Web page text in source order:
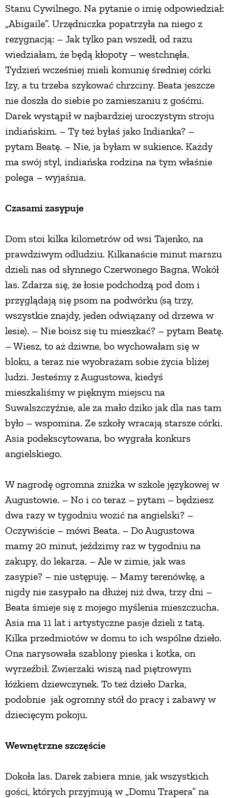
Stanu Cywilnego. Na pytanie o imię odpowiedział:
„Abigaile”. Urzędniczka popatrzyła na niego z
rezygnacją: – Jak tylko pan wszedł, od razu
wiedziałam, że będą kłopoty – westchnęła.
Tydzień wcześniej mieli komunię średniej córki
Izy, a tu trzeba szykować chrzciny. Beata jeszcze
nie doszła do siebie po zamieszaniu z gośćmi.
Darek wystąpił w najbardziej uroczystym stroju
indiańskim. – Ty też byłaś jako Indianka? –
pytam Beatę. – Nie, ja byłam w sukience. Każdy
ma swój styl, indiańska rodzina na tym właśnie
polega – wyjaśnia.
Czasami zasypuje
Dom stoi kilka kilometrów od wsi Tajenko, na
prawdziwym odludziu. Kilkanaście minut marszu
dzieli nas od słynnego Czerwonego Bagna. Wokół
las. Zdarza się, że łosie podchodzą pod dom i
przyglądają się psom na podwórku (są trzy,
wszystkie znajdy, jeden odwiązany od drzewa w
lesie). – Nie boisz się tu mieszkać? – pytam Beatę.
– Wiesz, to aż dziwne, bo wychowałam się w
bloku, a teraz nie wyobrażam sobie życia bliżej
ludzi. Jesteśmy z Augustowa, kiedyś
mieszkaliśmy w pięknym miejscu na
Suwalszczyźnie, ale za mało dziko jak dla nas tam
było – wspomina. Ze szkoły wracają starsze córki.
Asia podekscytowana, bo wygrała konkurs
angielskiego.
W nagrodę ogromna zniżka w szkole językowej w
Augustowie. – No i co teraz – pytam – będziesz
dwa razy w tygodniu wozić na angielski? –
Oczywiście – mówi Beata. – Do Augustowa
mamy 20 minut, jeździmy raz w tygodniu na
zakupy, do lekarza. – Ale w zimie, jak was
zasypie? – nie ustępuję. – Mamy terenówkę, a
nigdy nie zasypało na dłużej niż dwa, trzy dni –
Beata śmieje się z mojego myślenia mieszczucha.
Asia ma 11 lat i artystyczne pasje dzieli z tatą.
Kilka przedmiotów w domu to ich wspólne dzieło.
Ona narysowała szablony pieska i kotka, on
wyrzeźbił. Zwierzaki wiszą nad piętrowym
łóżkiem dziewczynek. To też dzieło Darka,
podobnie jak ogromny stół do pracy i zabawy w
dziecięcym pokoju.
Wewnętrzne szczęście
Dokoła las. Darek zabiera mnie, jak wszystkich
gości, których przyjmują w „Domu Trapera” na